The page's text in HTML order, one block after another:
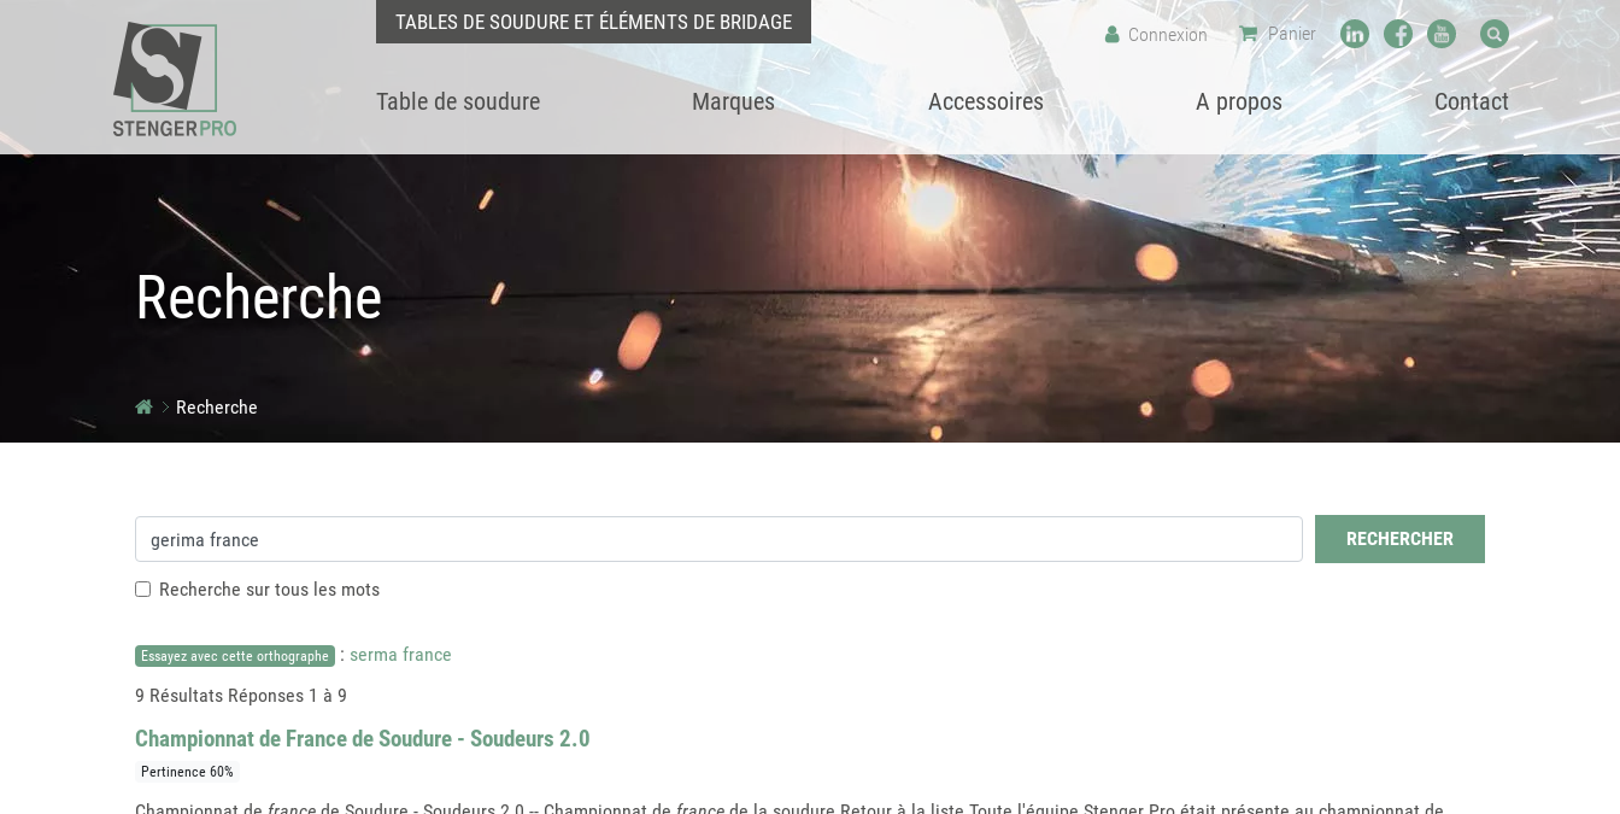
TABLES DE SOUDURE ET ÉLÉMENTS DE BRIDAGE Connexion Panier
Table de soudure Marques Accessoires A propos Contact
Recherche
Recherche
RECHERCHER
Recherche sur tous les mots
Essayez avec cette orthographe : serma france
9 Résultats Réponses 1 à 9
Championnat de France de Soudure - Soudeurs 2.0
Pertinence 60%